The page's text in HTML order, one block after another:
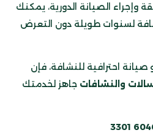
وإجراء الصيانة الدورية، يمكنك
لسنوات طويلة دون التعرض
احترافية للنشافة، فإن
والنشافات جاهز لخدمتك